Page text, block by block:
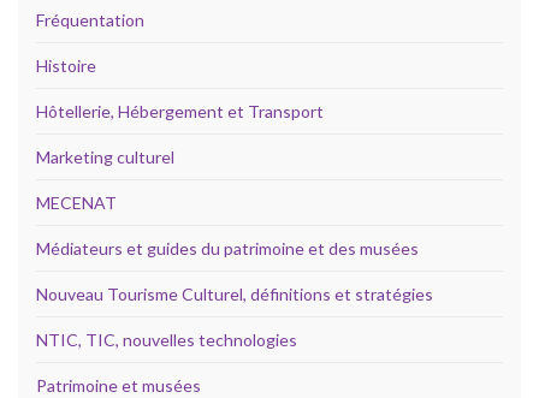
Fréquentation
Histoire
Hôtellerie, Hébergement et Transport
Marketing culturel
MECENAT
Médiateurs et guides du patrimoine et des musées
Nouveau Tourisme Culturel, définitions et stratégies
NTIC, TIC, nouvelles technologies
Patrimoine et musées